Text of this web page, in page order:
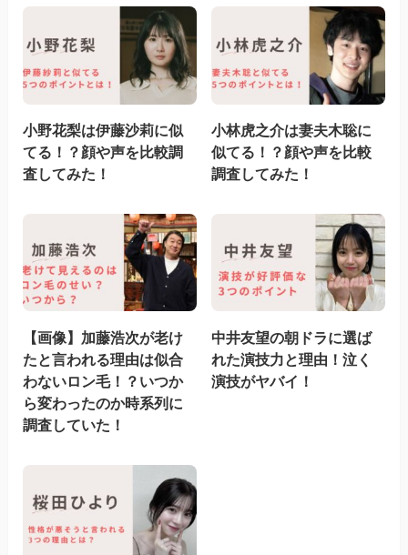
小野花梨は伊藤沙莉に似
てる！？顔や声を比較調
査してみた！
小林虎之介は妻夫木聡に
似てる！？顔や声を比較
調査してみた！
【画像】加藤浩次が老け
たと言われる理由は似合
わないロン毛！？いつか
ら変わったのか時系列に
調査していた！
中井友望の朝ドラに選ば
れた演技力と理由！泣く
演技がヤバイ！